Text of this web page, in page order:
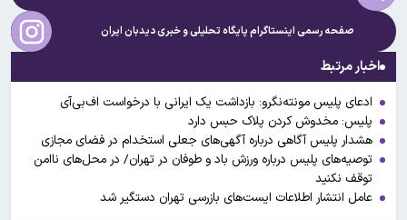
صفحه رسمی اینستاگرام پایگاه تحلیلی و خبریدیدبان ایران
اخبار مرتبط
ادعای پلیس مونته‌نگرو: بازداشت یک ایرانی با درخواست اف‌بی‌آی
پلیس: مخدوش کردن پلاک حبس دارد
هشدار پلیس آگاهی درباره آگهی‌های جعلی استخدام در فضای مجازی
توصیه‌های پلیس درباره ورزش باد و طوفان در تهران/ در محل‌های ناامن
توقف نکنید
عامل انتشار اطلاعات ایست‌های بازرسی تهران دستگیر شد